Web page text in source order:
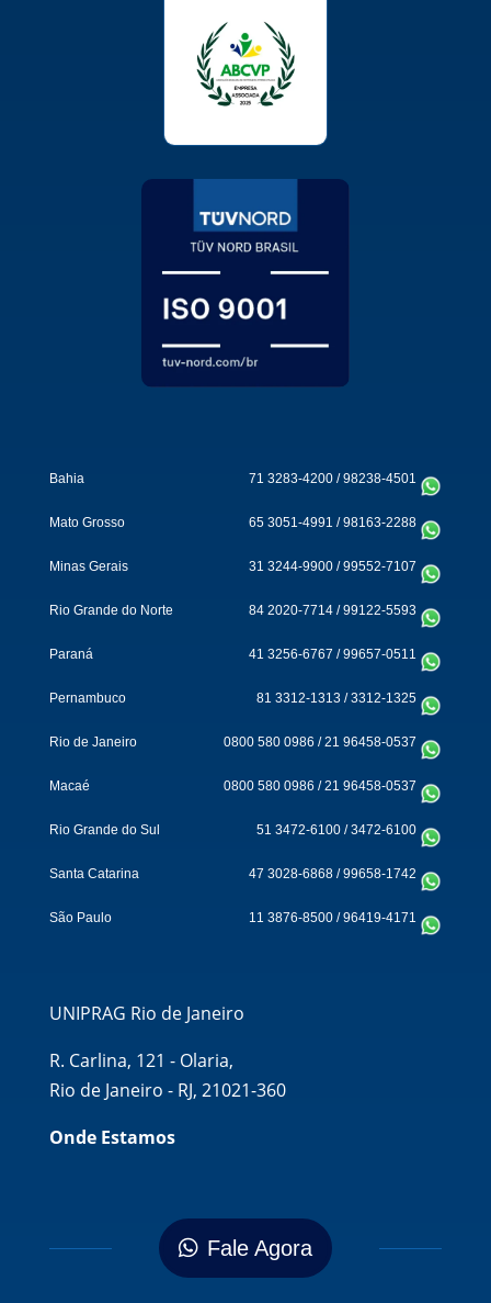
Bahia 71 3283-4200 /98238-4501
Mato Grosso 65 3051-4991 /98163-2288
Minas Gerais 31 3244-9900 /99552-7107
Rio Grande do Norte 84 2020-7714 /99122-5593
Paraná 41 3256-6767 /99657-0511
Pernambuco 81 3312-1313 /3312-1325
Rio de Janeiro 0800 580 0986 /21 96458-0537
Macaé 0800 580 0986 /21 96458-0537
Rio Grande do Sul 51 3472-6100 /3472-6100
Santa Catarina 47 3028-6868 /99658-1742
São Paulo 11 3876-8500 /96419-4171
UNIPRAG Rio de Janeiro
R. Carlina, 121 - Olaria,
Rio de Janeiro - RJ, 21021-360
Onde Estamos
Fale Agora